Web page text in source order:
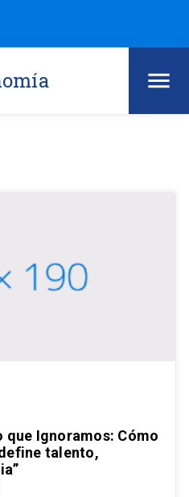
que Ignoramos: Cómo
talento,